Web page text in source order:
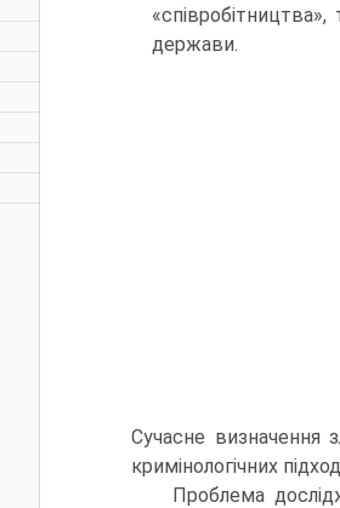
держави.
Сучасне визначення
кримінологічних
Проблема